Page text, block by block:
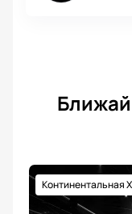
Континентальная